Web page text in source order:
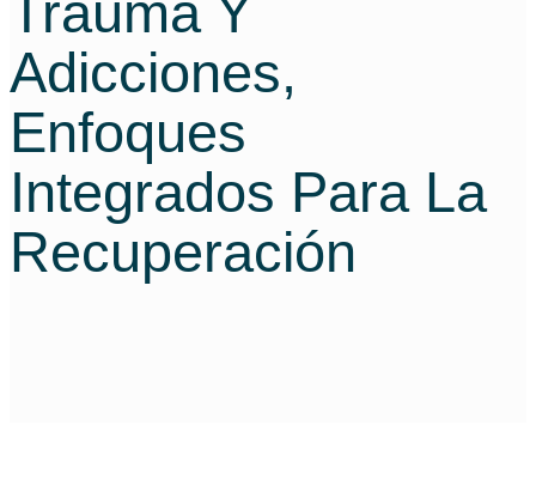
Trauma Y
Adicciones,
Enfoques
Integrados Para La
Recuperación